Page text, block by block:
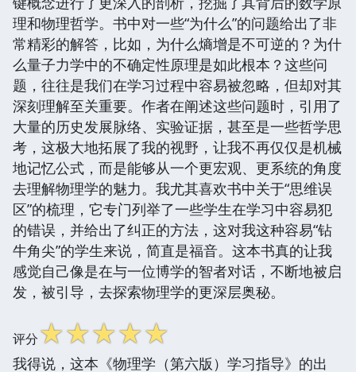
理和物理哲学。书中对一些“为什么”的问题给出了非
常精彩的解答，比如，为什么熵增是不可逆的？为什
么量子力学中的不确定性原理是如此根本？这些问
题，往往是我们在学习过程中容易被忽略，但却对其
深刻理解至关重要。作者在阐述这些问题时，引用了
大量的历史发展脉络、实验证据，甚至是一些哲学思
考，这极大地拓展了我的视野，让我不再仅仅是机械
地记忆公式，而是能够从一个更宏观、更系统的角度
去理解物理学的魅力。我尤其喜欢书中关于“思维误
区”的梳理，它专门列举了一些学生在学习中容易犯
的错误，并给出了纠正的方法，这对我这种容易“钻
牛角尖”的学生来说，简直是福音。这本书真的让我
感觉自己像是在与一位博学的智者对话，不断地被启
发，被引导，去探索物理学的更深层奥秘。
评分☆☆☆☆☆
我得说，这本《物理学（第六版）学习指导》的出